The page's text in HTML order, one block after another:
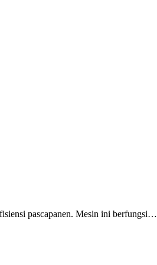
pascapanen. Mesin ini berfungsi…